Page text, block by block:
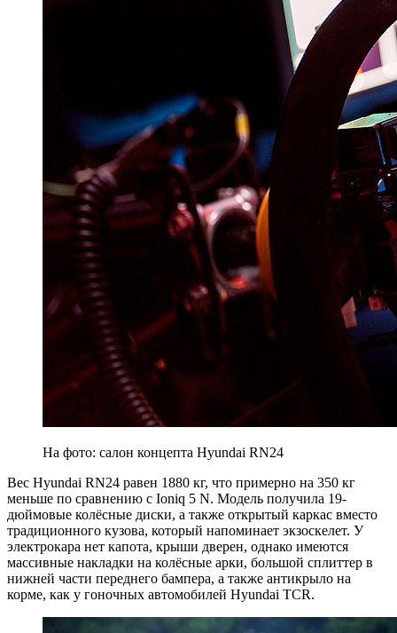
На фото: салон концепта Hyundai RN24
Вес Hyundai RN24 равен 1880 кг, что примерно на 350 кг
меньше по сравнению с Ioniq 5 N. Модель получила 19-
дюймовые колёсные диски, а также открытый каркас вместо
традиционного кузова, который напоминает экзоскелет. У
электрокара нет капота, крыши дверен, однако имеются
массивные накладки на колёсные арки, большой сплиттер в
нижней части переднего бампера, а также антикрыло на
корме, как у гоночных автомобилей Hyundai TCR.